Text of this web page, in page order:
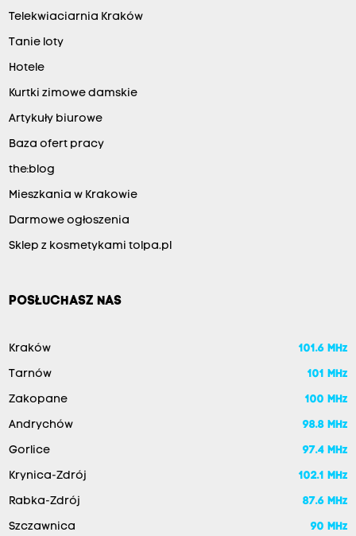
Telekwiaciarnia Kraków
Tanie loty
Hotele
Kurtki zimowe damskie
Artykuły biurowe
Baza ofert pracy
the:blog
Mieszkania w Krakowie
Darmowe ogłoszenia
Sklep z kosmetykami tolpa.pl
POSŁUCHASZ NAS
Kraków 101.6 MHz
Tarnów 101 MHz
Zakopane 100 MHz
Andrychów 98.8 MHz
Gorlice 97.4 MHz
Krynica-Zdrój 102.1 MHz
Rabka-Zdrój 87.6 MHz
Szczawnica 90 MHz